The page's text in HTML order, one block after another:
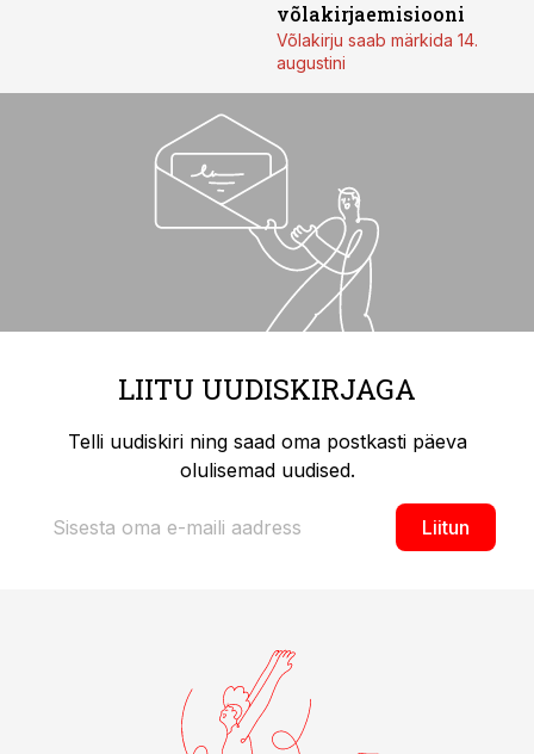
võlakirjaemisiooni
Võlakirju saab märkida 14.
augustini
LIITU UUDISKIRJAGA
Telli uudiskiri ning saad oma postkasti päeva
olulisemad uudised.
Liitun